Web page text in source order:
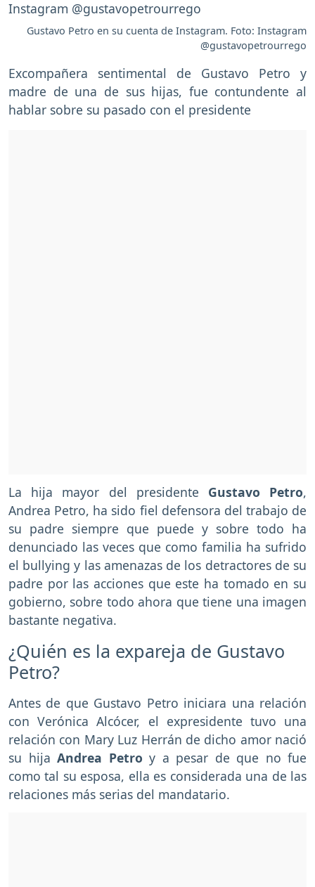
Gustavo Petro en su cuenta de Instagram. Foto: Instagram
@gustavopetrourrego
Excompañera sentimental de Gustavo Petro y
madre de una de sus hijas, fue contundente al
hablar sobre su pasado con el presidente
La hija mayor del presidente Gustavo Petro,
Andrea Petro, ha sido fiel defensora del trabajo de
su padre siempre que puede y sobre todo ha
denunciado las veces que como familia ha sufrido
el bullying y las amenazas de los detractores de su
padre por las acciones que este ha tomado en su
gobierno, sobre todo ahora que tiene una imagen
bastante negativa.
¿Quién es la expareja de Gustavo
Petro?
Antes de que Gustavo Petro iniciara una relación
con Verónica Alcócer, el expresidente tuvo una
relación con Mary Luz Herrán de dicho amor nació
su hija Andrea Petro y a pesar de que no fue
como tal su esposa, ella es considerada una de las
relaciones más serias del mandatario.